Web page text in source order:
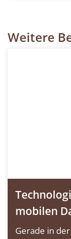
Weitere
mobilen
Gerade in